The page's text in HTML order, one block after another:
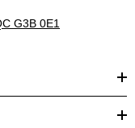
G3B 0E1